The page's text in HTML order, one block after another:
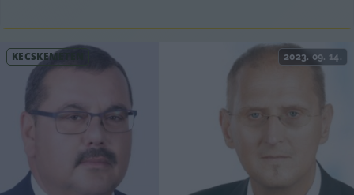
KECSKEMÉTEN 2023. 09. 14.